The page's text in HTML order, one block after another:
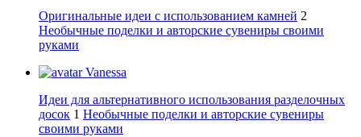
Оригинальные идеи с использованием камней 2
Необычные поделки и авторские сувениры своими
руками
Vanessa
Идеи для альтернативного использования разделочных
досок 1 Необычные поделки и авторские сувениры
своими руками